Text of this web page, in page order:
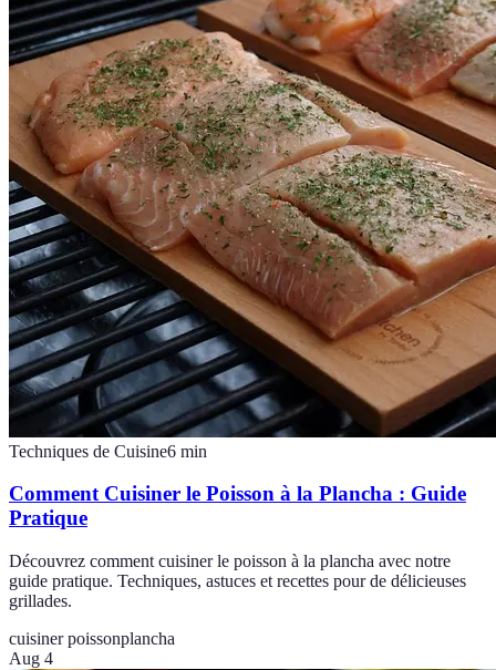
Techniques de Cuisine6 min
Comment Cuisiner le Poisson à la Plancha : Guide
Pratique
Découvrez comment cuisiner le poisson à la plancha avec notre
guide pratique. Techniques, astuces et recettes pour de délicieuses
grillades.
cuisiner poissonplancha
Aug 4